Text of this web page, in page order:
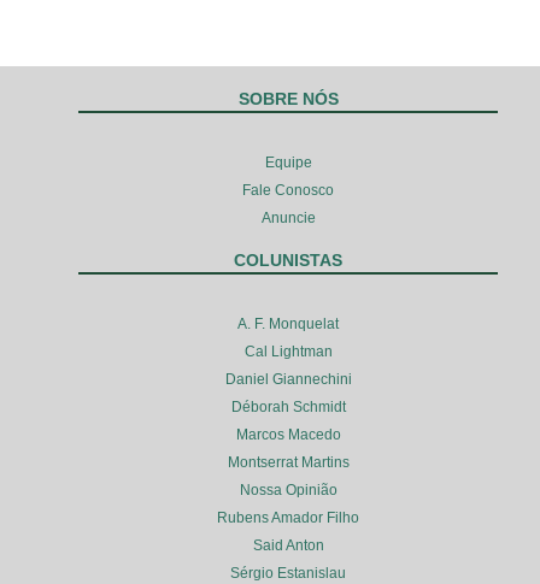
SOBRE NÓS
Equipe
Fale Conosco
Anuncie
COLUNISTAS
A. F. Monquelat
Cal Lightman
Daniel Giannechini
Déborah Schmidt
Marcos Macedo
Montserrat Martins
Nossa Opinião
Rubens Amador Filho
Said Anton
Sérgio Estanislau